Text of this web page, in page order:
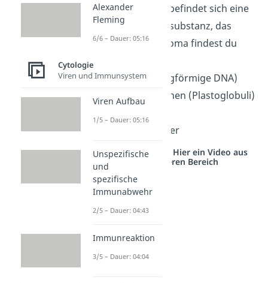
Chloroplasten befindet sich eine
flüssige Grundsubstanz, das
Stroma. Im Stroma findest du
Erbgut (ringförmige DNA)
Lipidtröpfchen (Plastoglobuli)
Stärkekörner
Studyflix vernetzt: Hier ein Video aus
einem anderen Bereich
Alexander
Fleming
6/6 – Dauer: 05:16
Cytologie
Viren und Immunsystem
Viren Aufbau
1/5 – Dauer: 05:16
Unspezifische
und
spezifische
Immunabwehr
2/5 – Dauer: 04:43
Immunreaktion
3/5 – Dauer: 04:04